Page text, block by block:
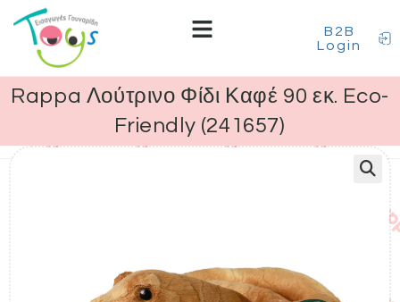
B2B
Login
Rappa Λούτρινο Φίδι Καφέ 90 εκ. Eco-
Friendly (241657)